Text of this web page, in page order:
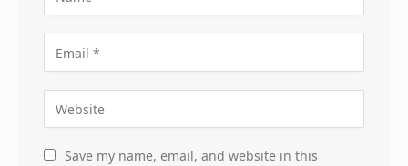
Save my name, email, and website in this